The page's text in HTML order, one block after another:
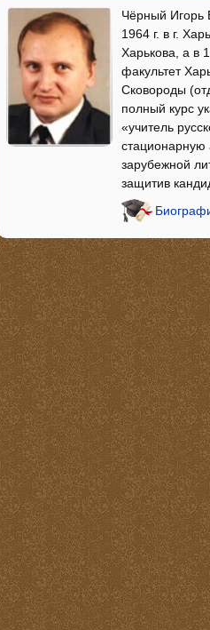
Чёрный Игорь
1964 г. в г.
Харькова, а в
факультет
Сковороды
полный курс
«учитель
зарубежной
защитив